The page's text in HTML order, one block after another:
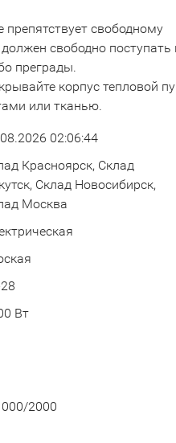
препятствует свободному
свободно поступать
преграды.
корпус тепловой
или тканью.
02:06:44
Красноярск, Склад
Склад Новосибирск,
Москва
Вт
2000